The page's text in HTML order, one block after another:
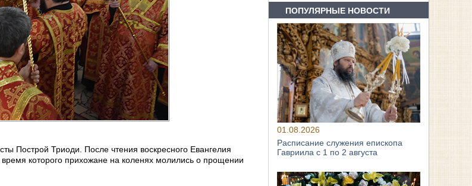
Построй Триоди. После чтения воскресного Евангелия
которого прихожане на коленях молились о прощении
ПОПУЛЯРНЫЕ НОВОСТИ
01.08.2026
Расписание служения епископа
Гавриила с 1 по 2 августа